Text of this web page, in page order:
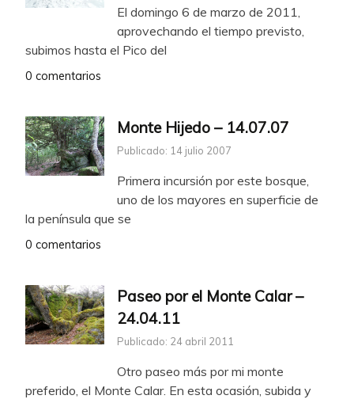
El domingo 6 de marzo de 2011,
aprovechando el tiempo previsto,
subimos hasta el Pico del
0 comentarios
Monte Hijedo – 14.07.07
Publicado: 14 julio 2007
Primera incursión por este bosque,
uno de los mayores en superficie de
la península que se
0 comentarios
Paseo por el Monte Calar –
24.04.11
Publicado: 24 abril 2011
Otro paseo más por mi monte
preferido, el Monte Calar. En esta ocasión, subida y